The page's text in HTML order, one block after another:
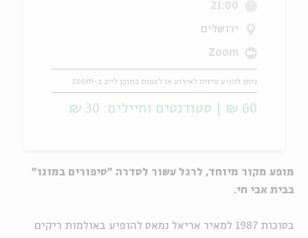
מופע מקור מיוחד, לרגל עשור לסדרה "סיפורים במונו"
בבית אבי חי.
בסוכות 1987 למאיר אריאל נמאס להופיע באולמות ריקים
21:00
ירושלים
Zoom
ניתן להגיע פיזית לאירוע או לצפות בתוכן לייב ב-zoom
60 ₪ | סטודנטים וחיילים: 30 ₪